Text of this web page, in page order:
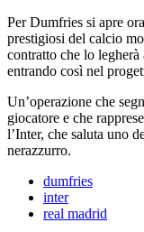
Per Dumfries si apre
prestigiosi del calcio
contratto che lo
entrando così nel
Un’operazione che
giocatore e che
l’Inter, che saluta uno
nerazzurro.
dumfries
inter
real madrid